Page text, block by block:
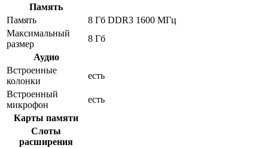
Память
Память
8 Гб DDR3 1600 МГц
Максимальный
размер
8 Гб
Аудио
Встроенные
колонки
есть
Встроенный
микрофон
есть
Карты памяти
Слоты
расширения